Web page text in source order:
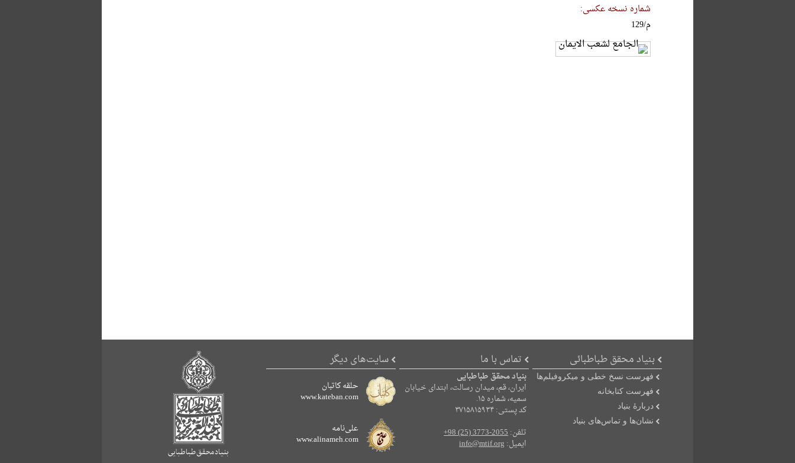
شماره نسخه عکسی:
م/129
بنیاد محقق طباطبائی
فهرست نسخ خطی و میکروفیلم‌ها
فهرست کتابخانه
دربارۀ بنیاد
نشان‌ها و تماس‌های بنیاد
تماس با ما
بنیاد محقق طباطبایی
ایران، قم، میدان رسالت، ابتدای خیابان
سمیه، شماره ۱۵.
کد پستی: ۳۷۱۵۸۱۵۹۳۴
تلفن:+98 (25) 3773-2055
ایمیل:info@mtif.org
سایت‌های دیگر
حلقه کاتبان
www.kateban.com
علی‌نامه
www.alinameh.com